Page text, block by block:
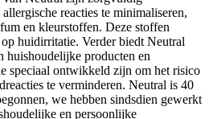
reacties te minimaliseren,
en kleurstoffen. Deze stoffen
huidirritatie. Verder biedt Neutral
huishoudelijke producten en
speciaal ontwikkeld zijn om het risico
te verminderen. Neutral is 40
we hebben sindsdien gewerkt
en persoonlijke